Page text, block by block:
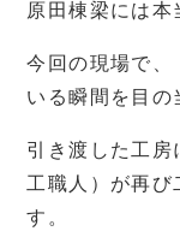
原田棟梁には本
今回の現場で、
いる瞬間を目の
引き渡した工
工職人）が再び
す。